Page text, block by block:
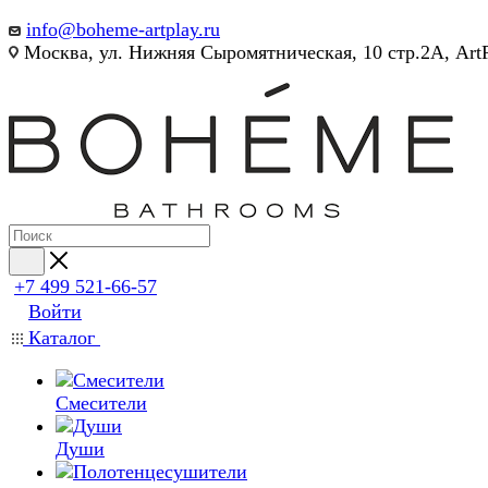
info@boheme-artplay.ru
Москва, ул. Нижняя Сыромятническая, 10 стр.2А,
+7 499 521-66-57
Войти
Каталог
Смесители
Души